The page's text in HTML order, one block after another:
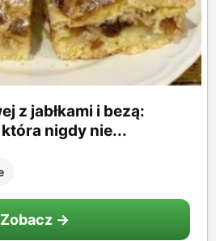
z jabłkami i bezą:
nigdy nie...
Zobacz →